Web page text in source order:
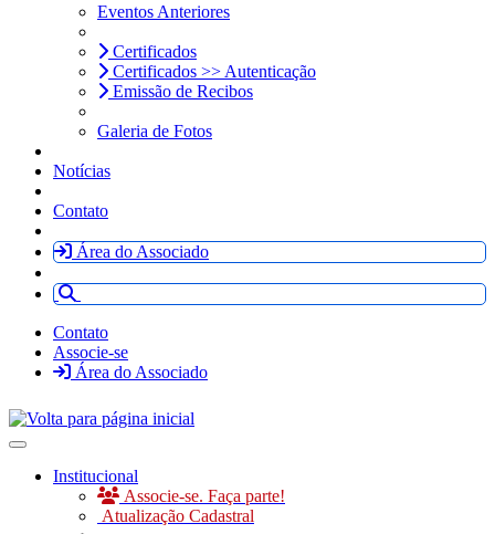
Eventos Anteriores
Certificados
Certificados >> Autenticação
Emissão de Recibos
Galeria de Fotos
Notícias
Contato
Área do Associado
Contato
Associe-se
Área do Associado
Toggle navigation
Institucional
Associe-se. Faça parte!
Atualização Cadastral